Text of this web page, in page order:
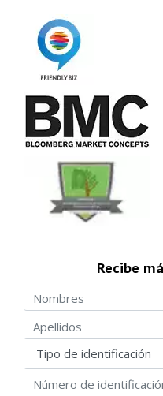
Recibe
Nombres
Apellidos
Tipo de identificación
Número de identificación